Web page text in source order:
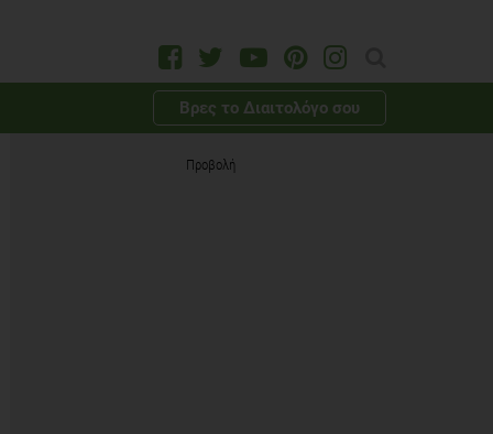
Βρες το Διαιτολόγο σου
Προβολή